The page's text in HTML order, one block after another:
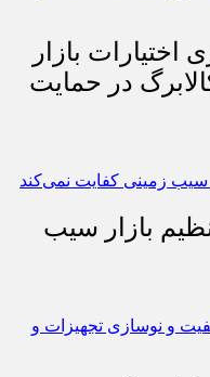
اختیارات بازار
در حمایت
بازار سیب